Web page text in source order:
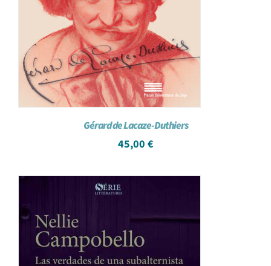
Gérard de Lacaze-Duthiers
45,00 €